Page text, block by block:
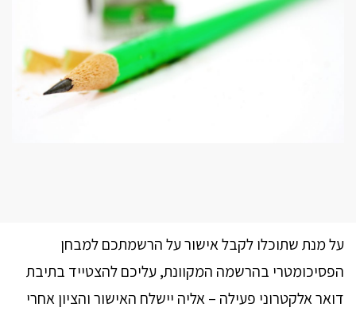
על מנת שתוכלו לקבל אישור על הרשמתכם למבחן
הפסיכומטרי בהרשמה המקוונת, עליכם להצטייד בתיבת
דואר אלקטרוני פעילה – אליה יישלח האישור והציון אחרי